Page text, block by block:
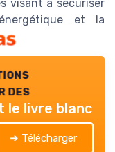
visant à sécuriser
et la
des
le livre blanc
➔ Télécharger